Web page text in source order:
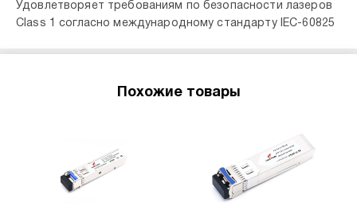
Удовлетворяет требованиям по безопасности лазеров
Class 1 согласно международному стандарту IEC-60825
Похожие товары